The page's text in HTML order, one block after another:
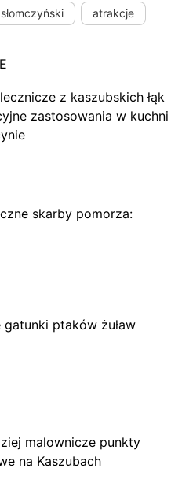
atrakcje
z kaszubskich łąk
zastosowania w kuchni
skarby pomorza:
gatunki ptaków żuław
malownicze punkty
na Kaszubach